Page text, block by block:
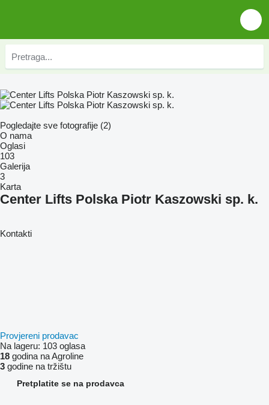
Pogledajte sve fotografije (2)
O nama
Oglasi
103
Galerija
3
Karta
Center Lifts Polska Piotr Kaszowski sp. k.
Kontakti
Provjereni prodavac
Na lageru: 103 oglasa
18 godina na Agroline
3 godine na tržištu
Pretplatite se na prodavca